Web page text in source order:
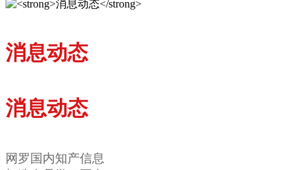
消息动态
消息动态
网罗国内知产信息